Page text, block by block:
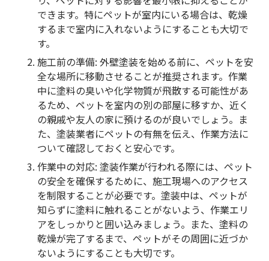
できます。特にペットが室内にいる場合は、乾燥
するまで室内に入れないようにすることも大切で
す。
施工前の準備: 外壁塗装を始める前に、ペットを安
全な場所に移動させることが推奨されます。作業
中に塗料の臭いや化学物質が飛散する可能性があ
るため、ペットを室内の別の部屋に移すか、近く
の親戚や友人の家に預けるのが良いでしょう。ま
た、塗装業者にペットの有無を伝え、作業方法に
ついて確認しておくと安心です。
作業中の対応: 塗装作業が行われる際には、ペット
の安全を確保するために、施工現場へのアクセス
を制限することが必要です。塗装中は、ペットが
知らずに塗料に触れることがないよう、作業エリ
アをしっかりと囲い込みましょう。また、塗料の
乾燥が完了するまで、ペットがその周囲に近づか
ないようにすることも大切です。